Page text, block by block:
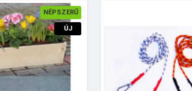
NÉPSZERŰ
ÚJ